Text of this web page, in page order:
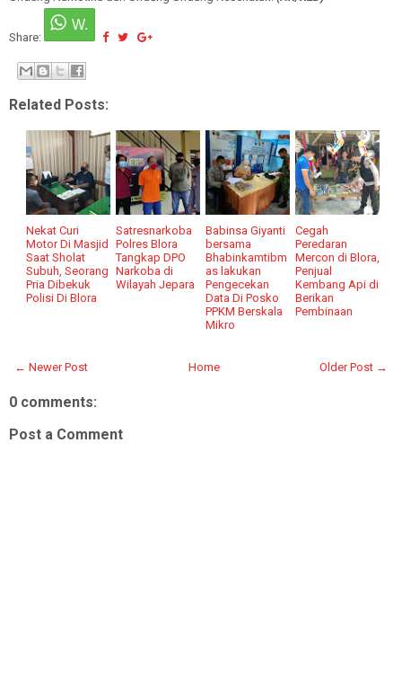
Share:
Related Posts:
Nekat Curi
Motor Di Masjid
Saat Sholat
Subuh, Seorang
Pria Dibekuk
Polisi Di Blora
Satresnarkoba
Polres Blora
Tangkap DPO
Narkoba di
Wilayah Jepara
Babinsa Giyanti
bersama
Bhabinkamtibm
as lakukan
Pengecekan
Data Di Posko
PPKM Berskala
Mikro
Cegah
Peredaran
Mercon di Blora,
Penjual
Kembang Api di
Berikan
Pembinaan
← Newer Post Older Post →
Home
0 comments:
Post a Comment